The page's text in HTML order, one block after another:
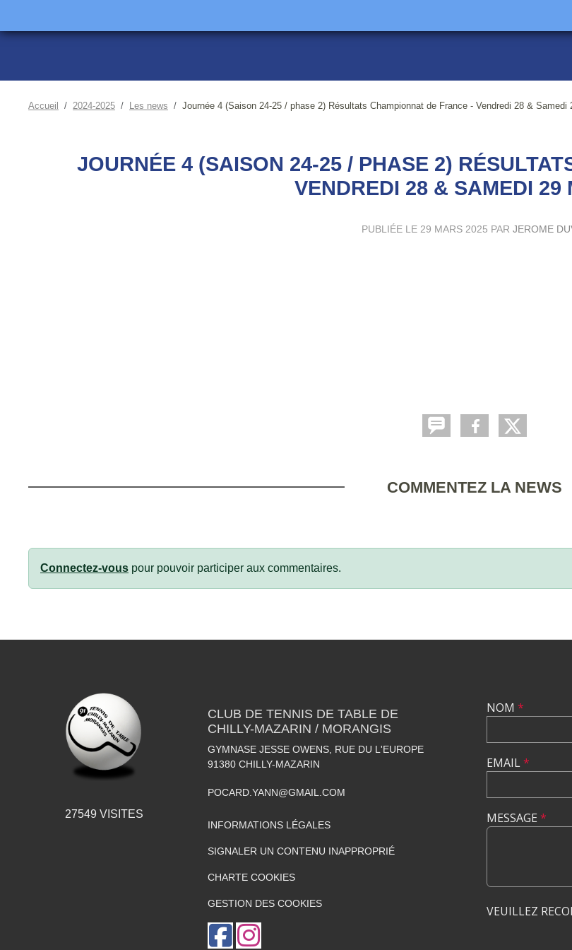
Accueil 2024-2025 Les news Journée 4 (Saison 24-25 / phase 2) Résultats Championnat de France - Vendredi 28 & Samedi
JOURNÉE 4 (SAISON 24-25 / PHASE 2)
VENDREDI 28 & SAMEDI 29
PUBLIÉE LE 29 MARS 2025 PAR JEROME
COMMENTEZ LA NEWS
Connectez-vous pour pouvoir participer aux commentaires.
27549 VISITES
CLUB DE TENNIS DE TABLE DE
CHILLY-MAZARIN / MORANGIS
GYMNASE JESSE OWENS, RUE DU L'EUROPE
91380 CHILLY-MAZARIN
POCARD.YANN@GMAIL.COM
INFORMATIONS LÉGALES
SIGNALER UN CONTENU INAPPROPRIÉ
CHARTE COOKIES
GESTION DES COOKIES
NOM *
EMAIL*
MESSAGE *
VEUILLEZ